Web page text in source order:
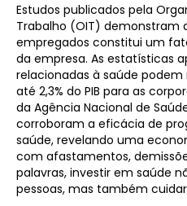
Estudos publicados pela
Trabalho (OIT) demonstram
empregados constitui um
da empresa. As estatísticas
relacionadas à saúde
até 2,3% do PIB para as
da Agência Nacional de
corroboram a eficácia de
saúde, revelando uma
com afastamentos,
palavras, investir em saúde
pessoas, mas também